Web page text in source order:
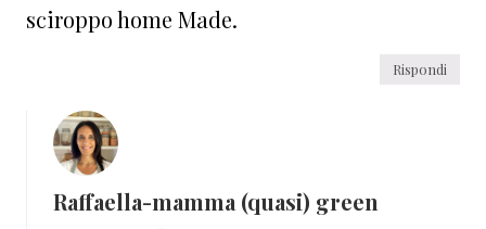
sciroppo home Made.
Rispondi
Raffaella-mamma (quasi) green